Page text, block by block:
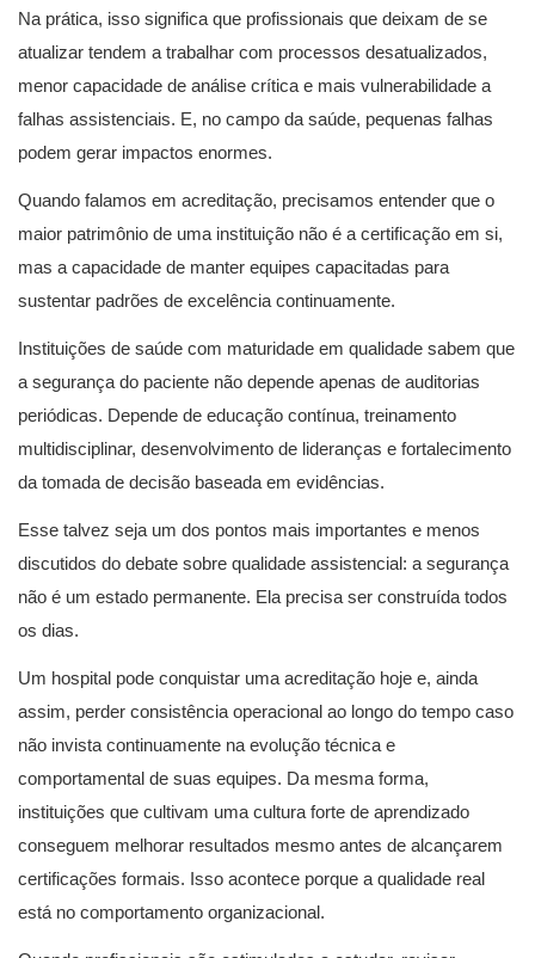
Na prática, isso significa que profissionais que deixam de se
atualizar tendem a trabalhar com processos desatualizados,
menor capacidade de análise crítica e mais vulnerabilidade a
falhas assistenciais. E, no campo da saúde, pequenas falhas
podem gerar impactos enormes.
Quando falamos em acreditação, precisamos entender que o
maior patrimônio de uma instituição não é a certificação em si,
mas a capacidade de manter equipes capacitadas para
sustentar padrões de excelência continuamente.
Instituições de saúde com maturidade em qualidade sabem que
a segurança do paciente não depende apenas de auditorias
periódicas. Depende de educação contínua, treinamento
multidisciplinar, desenvolvimento de lideranças e fortalecimento
da tomada de decisão baseada em evidências.
Esse talvez seja um dos pontos mais importantes e menos
discutidos do debate sobre qualidade assistencial: a segurança
não é um estado permanente. Ela precisa ser construída todos
os dias.
Um hospital pode conquistar uma acreditação hoje e, ainda
assim, perder consistência operacional ao longo do tempo caso
não invista continuamente na evolução técnica e
comportamental de suas equipes. Da mesma forma,
instituições que cultivam uma cultura forte de aprendizado
conseguem melhorar resultados mesmo antes de alcançarem
certificações formais. Isso acontece porque a qualidade real
está no comportamento organizacional.